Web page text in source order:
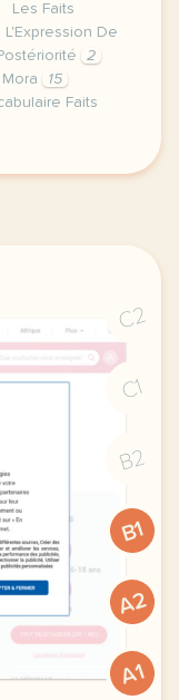
Les Faits
L'Expression De
2
Mora
15
Faits
semaine de
C2
C1
B2
B1
A2
A1